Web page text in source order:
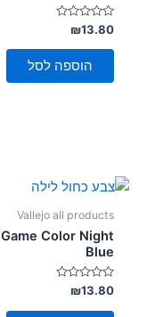
דורג
0
מתוך
₪13.80
הוספה לסל
Vallejo all products
Game Color Night
Blue
דורג
0
מתוך
₪13.80